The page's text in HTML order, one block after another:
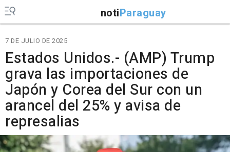
notiParaguay
7 DE JULIO DE 2025
Estados Unidos.- (AMP) Trump
grava las importaciones de
Japón y Corea del Sur con un
arancel del 25% y avisa de
represalias